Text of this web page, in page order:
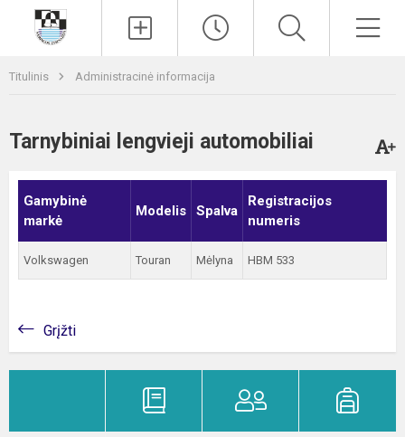
Titulinis Administracinė informacija
Tarnybiniai lengvieji automobiliai
Gamybinė
markė
Modelis Spalva
Registracijos
numeris
Volkswagen Touran Mėlyna HBM 533
Grįžti